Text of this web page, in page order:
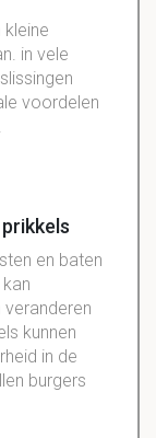
in vele
voordelen
en baten
kunnen
in de
burgers